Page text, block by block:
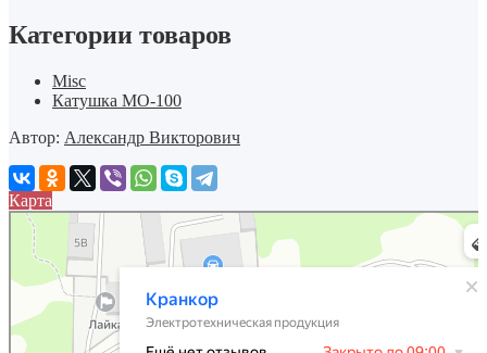
Категории товаров
Misc
Катушка МО-100
Автор: Александр Викторович
Карта
Кранкор
Промышленное оборудование в Челябинске
Электротехническая продукция в Челябинске